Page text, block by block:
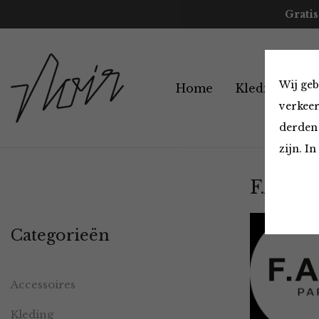
Wij
zijn. In
Home Kleding
F.A.M.
Categorieën
Accessoires
Kleding